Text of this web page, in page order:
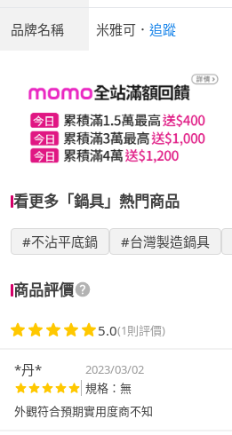
品牌名稱 米雅可 ． 追蹤
看更多「鍋具」熱門商品
#不沾平底鍋 #台灣製造鍋具
商品評價
5.0(1則評價)
*丹* 2023/03/02
規格：無
外觀符合預期實用度商不知